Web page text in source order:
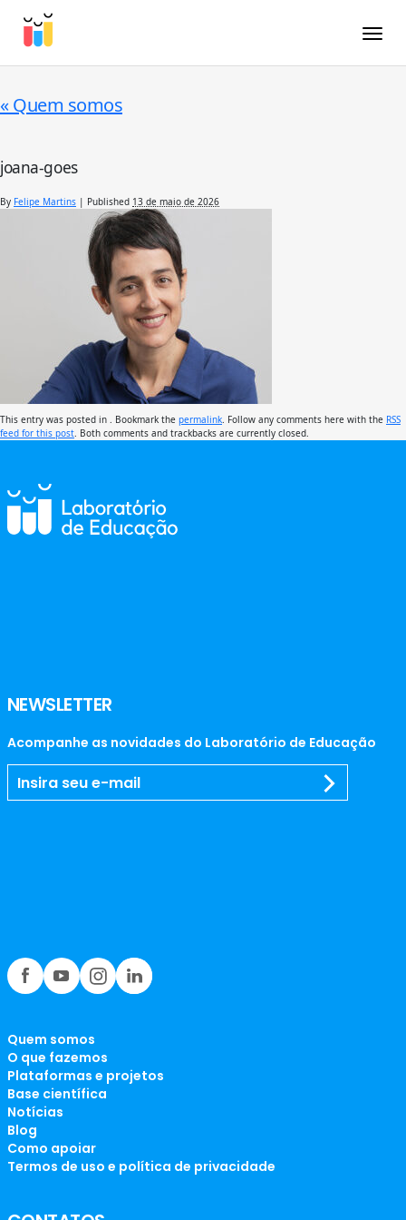
«Quem somos
joana-goes
By Felipe Martins | Published 13 de maio de 2026
This entry was posted in . Bookmark the permalink . Follow any comments here with the RSS
feed for this post . Both comments and trackbacks are currently closed.
NEWSLETTER
Acompanhe as novidades do Laboratório de Educação
Quem somos
O que fazemos
Plataformas e projetos
Base científica
Notícias
Blog
Como apoiar
Termos de uso e política de privacidade